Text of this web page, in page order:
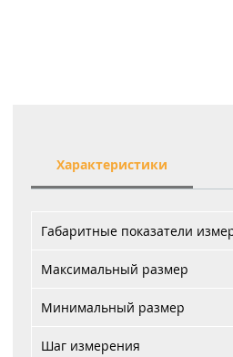
Характеристики
Габаритные показатели
Максимальный размер
Минимальный размер
Шаг измерения